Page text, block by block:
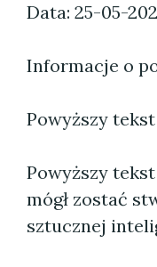
Data: 25-05-
Informacje o
Powyższy
Powyższy
mógł zostać
sztucznej